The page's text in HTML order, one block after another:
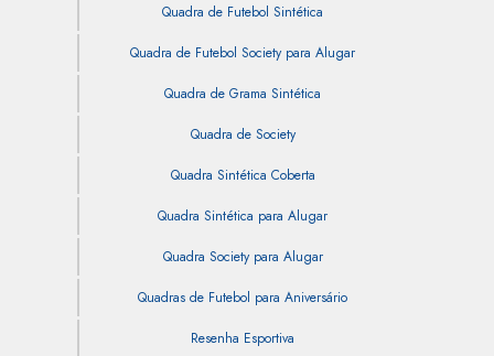
Quadra de Futebol Sintética
Quadra de Futebol Society para Alugar
Quadra de Grama Sintética
Quadra de Society
Quadra Sintética Coberta
Quadra Sintética para Alugar
Quadra Society para Alugar
Quadras de Futebol para Aniversário
Resenha Esportiva